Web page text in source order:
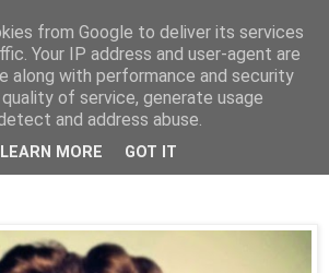
♫
don't even exist yet.
from Google to deliver its services
Your IP address and user-agent are
along with performance and security
of service, generate usage
and address abuse.
LEARN MORE GOT IT